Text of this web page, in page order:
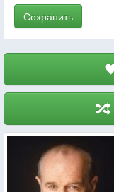
Сохранить